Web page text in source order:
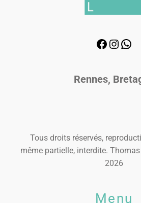
Rennes,
Tous droits réservés,
même partielle, interdite.
2026
Menu